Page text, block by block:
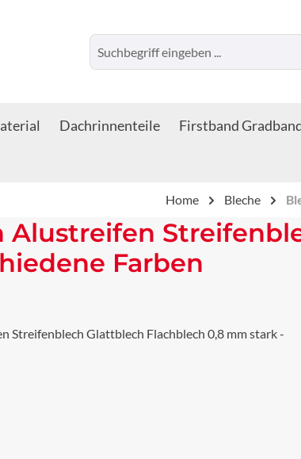
Dachrinnenteile Firstband
Home Bleche
Alustreifen
Farben